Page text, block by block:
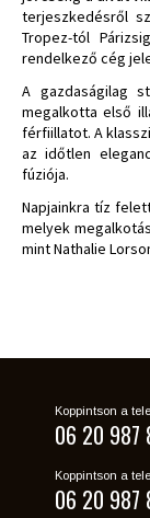
terjeszkedésről
Tropez-tól
rendelkező cég
A gazdaságilag
megalkotta első
férfiillatot. A
az időtlen
fúziója.
Napjainkra tíz
melyek
mint Nathalie
Koppintson a
06 20 987
Koppintson a
06 20 987